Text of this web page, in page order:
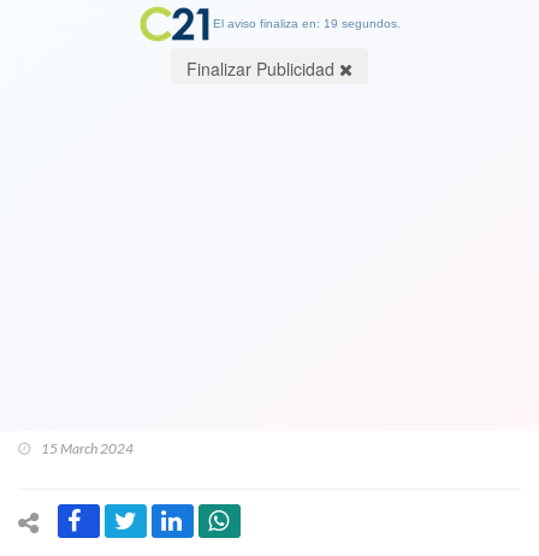
15 March 2024
El aviso finaliza en: 19 segundos.
Finalizar Publicidad